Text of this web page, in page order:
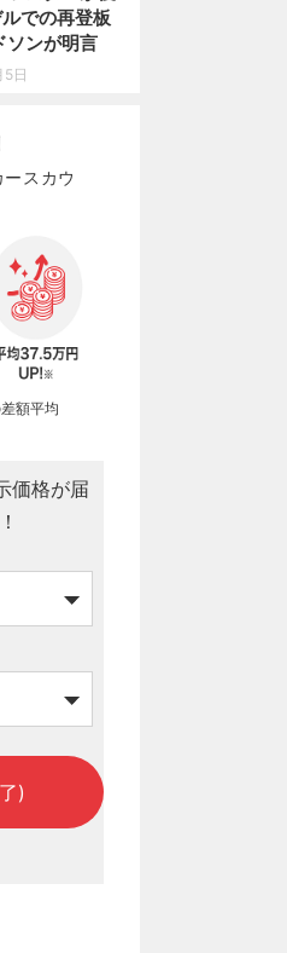
での再登板
ソンが明言
日
スカウ
額平均
)